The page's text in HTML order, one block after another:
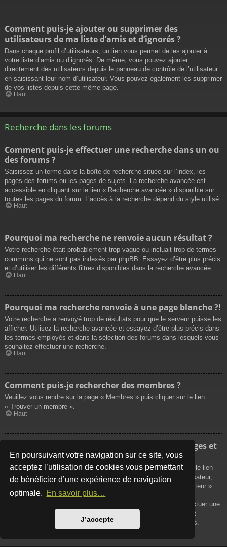
En poursuivant votre navigation sur ce site, vous
acceptez l’utilisation de cookies vous permettant
de bénéficier d’une expérience de navigation
optimale. En savoir plus…
J’accepte
Comment puis-je ajouter ou supprimer des
utilisateurs de ma liste d’amis et d’ignorés ?
Dans chaque profil d’utilisateurs, un lien vous permet de les ajouter à
votre liste d’amis ou d’ignorés. De même, vous pouvez ajouter
directement des utilisateurs depuis le panneau de contrôle de l’utilisateur
en saisissant leur nom d’utilisateur. Vous pouvez également les supprimer
de vos listes depuis cette même page.
Haut
Recherche dans les forums
Comment puis-je effectuer une recherche dans un ou
des forums ?
Saisissez un terme dans la boîte de recherche située sur l’index, les
pages des forums ou les pages de sujets. La recherche avancée est
accessible en cliquant sur le lien « Recherche avancée » disponible sur
toutes les pages du forum. L’accès à la recherche dépend du style utilisé.
Haut
Pourquoi ma recherche ne renvoie aucun résultat ?
Votre recherche était probablement trop vague ou incluait trop de termes
communs qui ne sont pas indexés par phpBB. Essayez d’être plus précis
et d’utiliser les différents filtres disponibles dans la recherche avancée.
Haut
Pourquoi ma recherche renvoie à une page blanche ?!
Votre recherche a renvoyé trop de résultats pour que le serveur puisse les
afficher. Utilisez la recherche avancée et essayez d’être plus précis dans
les termes employés et dans la sélection des forums dans lesquels vous
souhaitez effectuer une recherche.
Haut
Comment puis-je rechercher des membres ?
Veuillez vous rendre sur la page « Membres » puis cliquer sur le lien
« Trouver un membre ».
Haut
Comment puis-je retrouver mes propres messages et
sujets ?
Vos propres messages peuvent être affichés soit en cliquant sur le lien
« Afficher vos messages » dans le panneau de contrôle de l’utilisateur,
soit en cliquant sur le lien « Rechercher les messages de l’utilisateur »
sur la page de votre propre profil ou soit en cliquant sur le menu
« Raccourcis » situé sur la partie supérieure du forum. Pour effectuer une
recherche de vos propres sujets, utilisez la recherche avancée et
remplissez convenablement les options qui vous sont disponibles.